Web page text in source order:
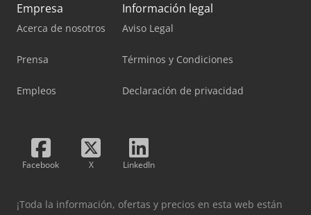
Empresa
Acerca de nosotros
Prensa
Empleos
Información legal
Aviso Legal
Términos y Condiciones
Declaración de privacidad
Facebook X LinkedIn
¡Toda la información, ofertas y precios en esta web están